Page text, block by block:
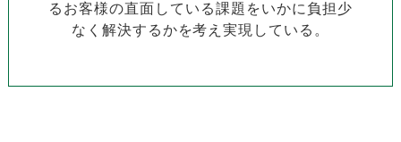
るお客様の直面している課題をいかに負担少
なく解決するかを考え実現している。